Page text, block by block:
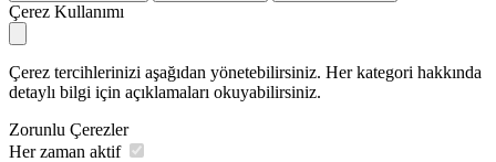
Çerez Kullanımı
Çerez tercihlerinizi aşağıdan yönetebilirsiniz. Her kategori hakkında
detaylı bilgi için açıklamaları okuyabilirsiniz.
Zorunlu Çerezler
Her zaman aktif